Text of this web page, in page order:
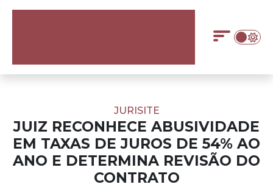
JURISITE
JUIZ RECONHECE ABUSIVIDADE
EM TAXAS DE JUROS DE 54% AO
ANO E DETERMINA REVISÃO DO
CONTRATO